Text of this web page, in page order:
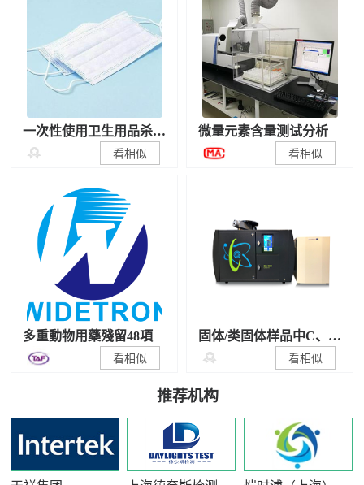
一次性使用卫生用品杀
菌/抑菌性能检测
 看相似
微量元素含量测试分析
看相似
多重動物用藥殘留48項
看相似
固体/类固体样品中C、N
稳定同位素比值测试
 看相似
推荐机构